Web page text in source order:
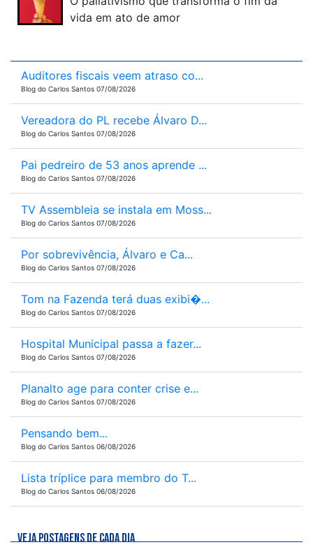
vida em ato de amor
Auditores fiscais veem atraso co...
Blog do Carlos Santos 07/08/2026
Vereadora do PL recebe Álvaro D...
Blog do Carlos Santos 07/08/2026
Pai pedreiro de 53 anos aprende ...
Blog do Carlos Santos 07/08/2026
TV Assembleia se instala em Moss...
Blog do Carlos Santos 07/08/2026
Por sobrevivência, Álvaro e Ca...
Blog do Carlos Santos 07/08/2026
Tom na Fazenda terá duas exibi�...
Blog do Carlos Santos 07/08/2026
Hospital Municipal passa a fazer...
Blog do Carlos Santos 07/08/2026
Planalto age para conter crise e...
Blog do Carlos Santos 07/08/2026
Pensando bem...
Blog do Carlos Santos 06/08/2026
Lista tríplice para membro do T...
Blog do Carlos Santos 06/08/2026
VEJA POSTAGENS DE CADA DIA